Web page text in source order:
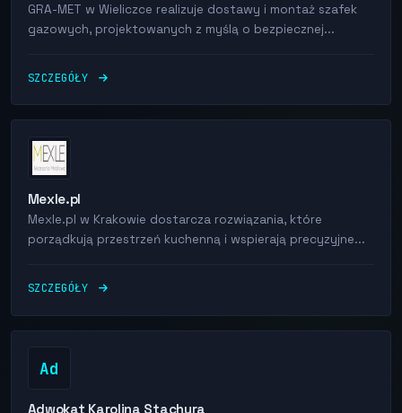
GRA-MET w Wieliczce realizuje dostawy i montaż szafek
gazowych, projektowanych z myślą o bezpiecznej...
SZCZEGÓŁY
Mexle.pl
Mexle.pl w Krakowie dostarcza rozwiązania, które
porządkują przestrzeń kuchenną i wspierają precyzyjne...
SZCZEGÓŁY
Ad
Adwokat Karolina Stachura